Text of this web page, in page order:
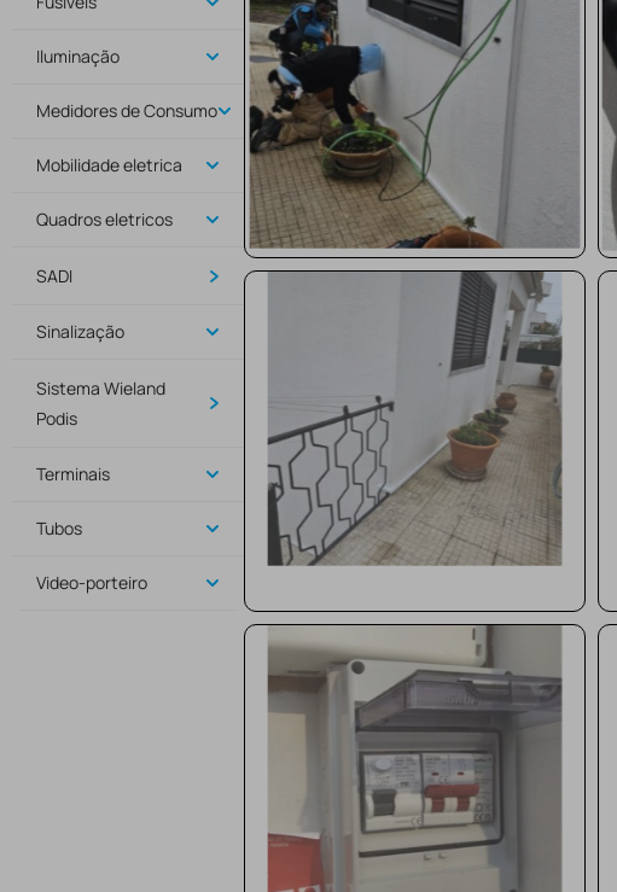
Iluminação
Medidores de Consumo
Mobilidade eletrica
Quadros eletricos
SADI
Sinalização
Sistema Wieland
Podis
Terminais
Tubos
Video-porteiro